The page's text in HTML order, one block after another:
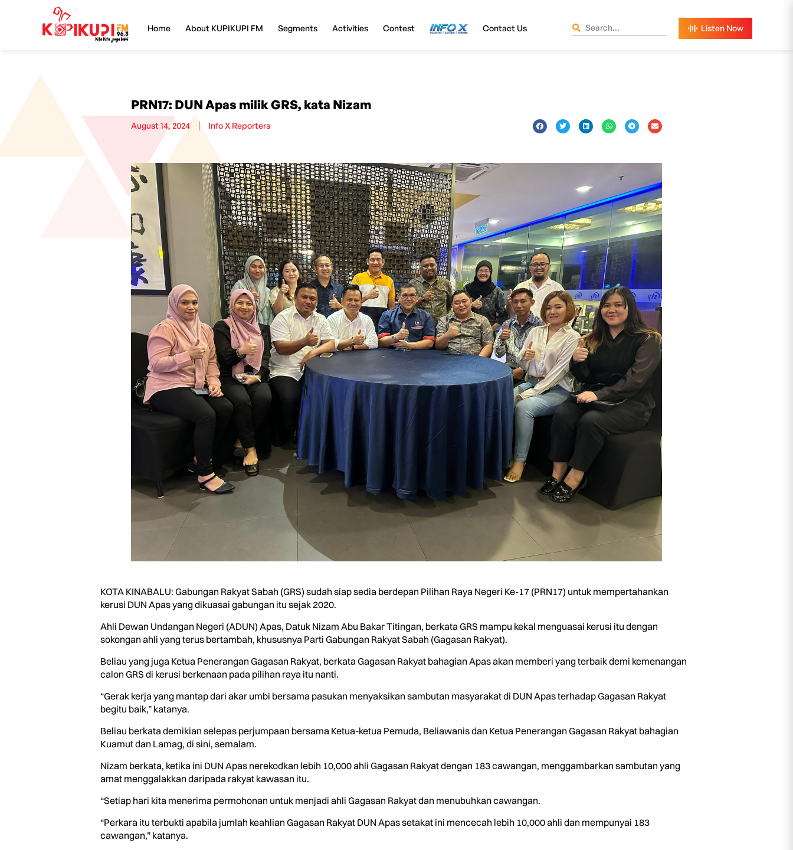
Home About KUPIKUPI FM Segments Activities Contest InfoX Contact Us
PRN17: DUN Apas milik GRS, kata Nizam
August 14, 2024 Info X Reporters
KOTA KINABALU: Gabungan Rakyat Sabah (GRS) sudah siap sedia berdepan Pilihan Raya Negeri Ke-17 (PRN17) untuk mempertahankan
kerusi DUN Apas yang dikuasai gabungan itu sejak 2020.
Ahli Dewan Undangan Negeri (ADUN) Apas, Datuk Nizam Abu Bakar Titingan, berkata GRS mampu kekal menguasai kerusi itu dengan
sokongan ahli yang terus bertambah, khususnya Parti Gabungan Rakyat Sabah (Gagasan Rakyat).
Beliau yang juga Ketua Penerangan Gagasan Rakyat, berkata Gagasan Rakyat bahagian Apas akan memberi yang terbaik demi kemenangan
calon GRS di kerusi berkenaan pada pilihan raya itu nanti.
“Gerak kerja yang mantap dari akar umbi bersama pasukan menyaksikan sambutan masyarakat di DUN Apas terhadap Gagasan Rakyat
begitu baik,” katanya.
Beliau berkata demikian selepas perjumpaan bersama Ketua-ketua Pemuda, Beliawanis dan Ketua Penerangan Gagasan Rakyat bahagian
Kuamut dan Lamag, di sini, semalam.
Nizam berkata, ketika ini DUN Apas nerekodkan lebih 10,000 ahli Gagasan Rakyat dengan 183 cawangan, menggambarkan sambutan yang
amat menggalakkan daripada rakyat kawasan itu.
“Setiap hari kita menerima permohonan untuk menjadi ahli Gagasan Rakyat dan menubuhkan cawangan.
“Perkara itu terbukti apabila jumlah keahlian Gagasan Rakyat DUN Apas setakat ini mencecah lebih 10,000 ahli dan mempunyai 183
cawangan,” katanya.